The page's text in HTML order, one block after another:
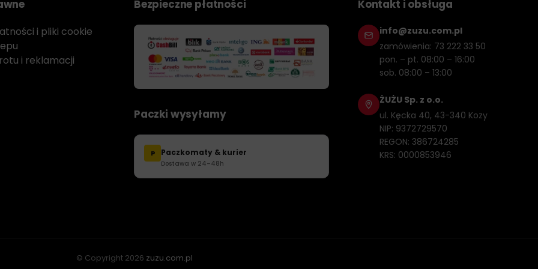
wody i mydła. Namaczamy ręcznik papierowy lub gąbkę w ciepłej wodzie z mydłem i delikatnie pocieramy
powierzchnię i wypolerować.
spróbować użycia benzyny lub alkoholu izopropylowego. Należy jednak zachować ostrożność i nie używać
zanieczyszczeń, najlepiej skorzystać z
usług profesjonalnej firmy zajmującej się
narzędzia i środki, aby skutecznie usunąć smołę i pozostawić karoserię samochodu w idealnym stanie.
i pliki cookie
i reklamacji
Bezpieczne płatności
Paczki wysyłamy
P Paczkomaty & kurier
Dostawa w 24–48h
Kontakt i obsługa
info@zuzu.com.pl
zamówienia: 73 222 33 50
pon. – pt. 08:00 – 16:00
sob. 08:00 – 13:00
ŻUŻU Sp. z o.o.
ul. Kęcka 40, 43-340 Kozy
NIP: 9372729570
REGON: 386724285
KRS: 0000853946
© Copyright 2026 zuzu.com.pl